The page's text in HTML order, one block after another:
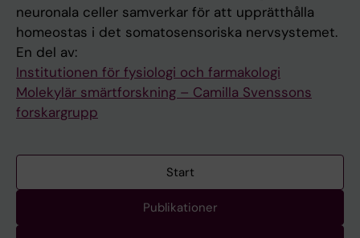
neuronala celler samverkar för att upprätthålla
homeostas i det somatosensoriska nervsystemet.
En del av:
Institutionen för fysiologi och farmakologi
Molekylär smärtforskning – Camilla Svenssons
forskargrupp
Start
Publikationer